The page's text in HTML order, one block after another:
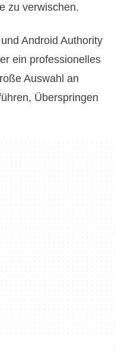
zu verwischen.
Android Authority
ein professionelles
Auswahl an
Überspringen